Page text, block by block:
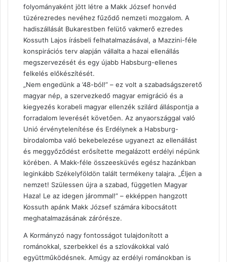
folyományaként jött létre a Makk József honvéd
tüzérezredes nevéhez fűződő nemzeti mozgalom. A
hadiszállását Bukarestben felütő vakmerő ezredes
Kossuth Lajos írásbeli felhatalmazásával, a Mazzini-féle
konspirációs terv alapján vállalta a hazai ellenállás
megszervezését és egy újabb Habsburg-ellenes
felkelés előkészítését.
„Nem engedünk a ’48-ból!” – ez volt a szabadságszerető
magyar nép, a szervezkedő magyar emigráció és a
kiegyezés korabeli magyar ellenzék szilárd álláspontja a
forradalom leverését követően. Az anyaországgal való
Unió érvénytelenítése és Erdélynek a Habsburg-
birodalomba való bekebelezése ugyanezt az ellenállást
és meggyőződést erősítette megalázott erdélyi népünk
körében. A Makk-féle összeesküvés egész hazánkban
leginkább Székelyföldön talált termékeny talajra. „Éljen a
nemzet! Szülessen újra a szabad, független Magyar
Haza! Le az idegen járommal!” – ekképpen hangzott
Kossuth apánk Makk József számára kibocsátott
meghatalmazásának zárórésze.
A Kormányzó nagy fontosságot tulajdonított a
románokkal, szerbekkel és a szlovákokkal való
együttműködésnek. Amúgy az erdélyi románokban is